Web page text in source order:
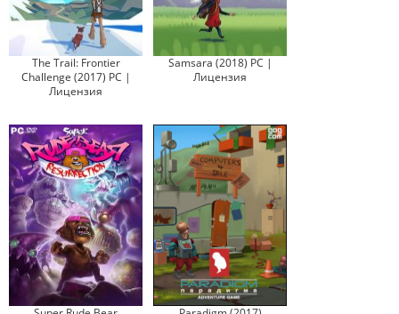
The Trail: Frontier
Challenge (2017) PC |
Лицензия
Samsara (2018) PC |
Лицензия